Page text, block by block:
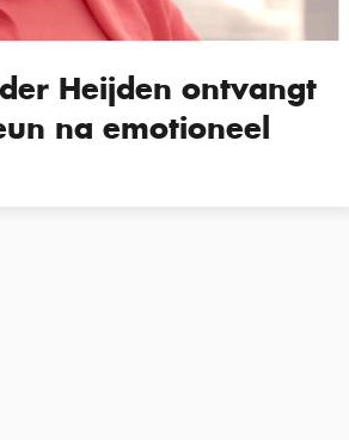
Heijden ontvangt
na emotioneel